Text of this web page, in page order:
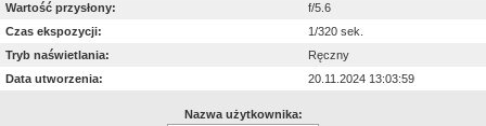
Wartość przysłony:
f/5.6
Czas ekspozycji:
1/320 sek.
Tryb naświetlania:
Ręczny
Data utworzenia:
20.11.2024 13:03:59
Nazwa użytkownika: